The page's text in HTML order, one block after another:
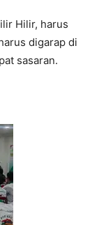
Hilir, harus
digarap di
sasaran.